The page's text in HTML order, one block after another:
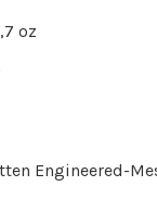
oz
Engineered-